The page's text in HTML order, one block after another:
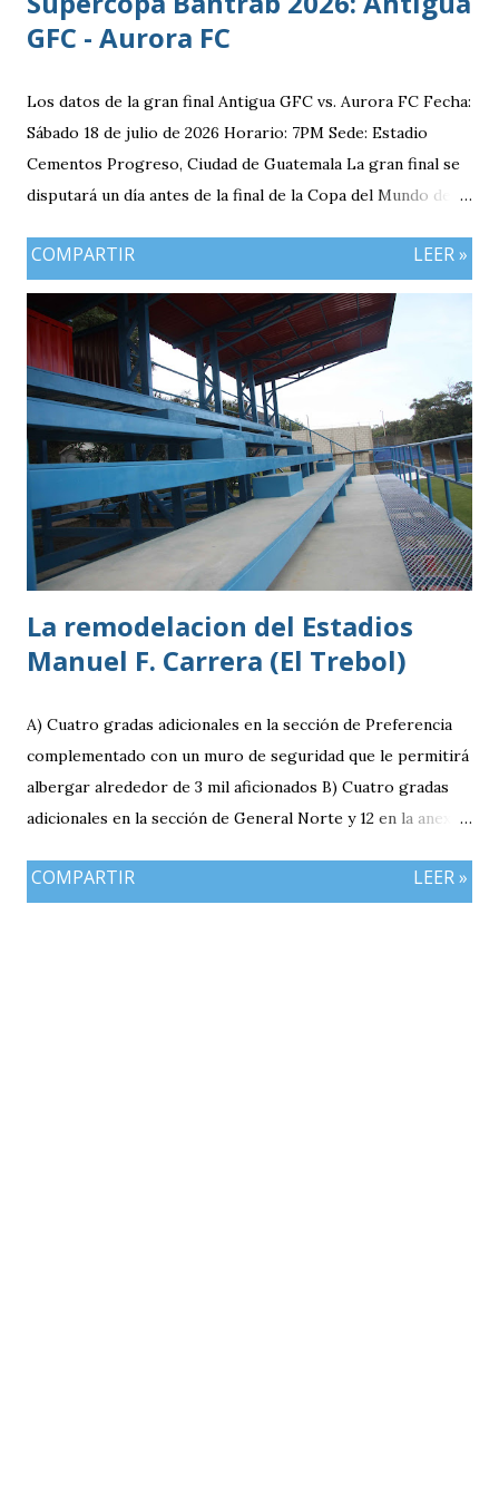
GFC - Aurora FC
Los datos de la gran final Antigua GFC vs. Aurora FC Fecha:
Sábado 18 de julio de 2026 Horario: 7PM Sede: Estadio
Cementos Progreso, Ciudad de Guatemala La gran final se
disputará un día antes de la final de la Copa del Mundo de la
especialmente futbolera para los aficionados
guatemaltecos. Antigua GFC llega al partido como el
equipo más regular del torneo tras g
COMPARTIR LEER »
La remodelacion del Estadios
Manuel F. Carrera (El Trebol)
A) Cuatro gradas adicionales en la sección de Preferencia
complementado con un muro de seguridad que le permitirá
albergar alrededor de 3 mil aficionados B) Cuatro gradas
adicionales en la sección de General Norte y 12 en la anexa
El área de la General Sur con entrada independiente será
COMPARTIR LEER »